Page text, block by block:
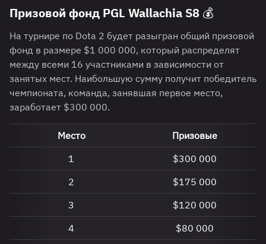
Призовой фонд PGL Wallachia S8 💰
На турнире по Dota 2 будет разыгран общий призовой
фонд в размере $1 000 000, который распределят
между всеми 16 участниками в зависимости от
занятых мест. Наибольшую сумму получит победитель
чемпионата, команда, занявшая первое место,
заработает $300 000.
Место
Призовые
1
$300 000
2
$175 000
3
$120 000
4
$80 000